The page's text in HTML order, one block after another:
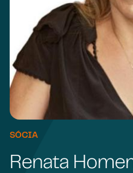
SÓCIA
Renata